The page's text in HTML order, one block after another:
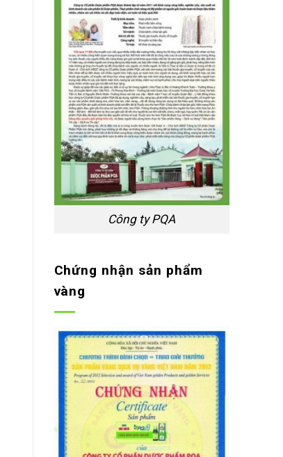
Công ty PQA
Chứng nhận sản phẩm
vàng